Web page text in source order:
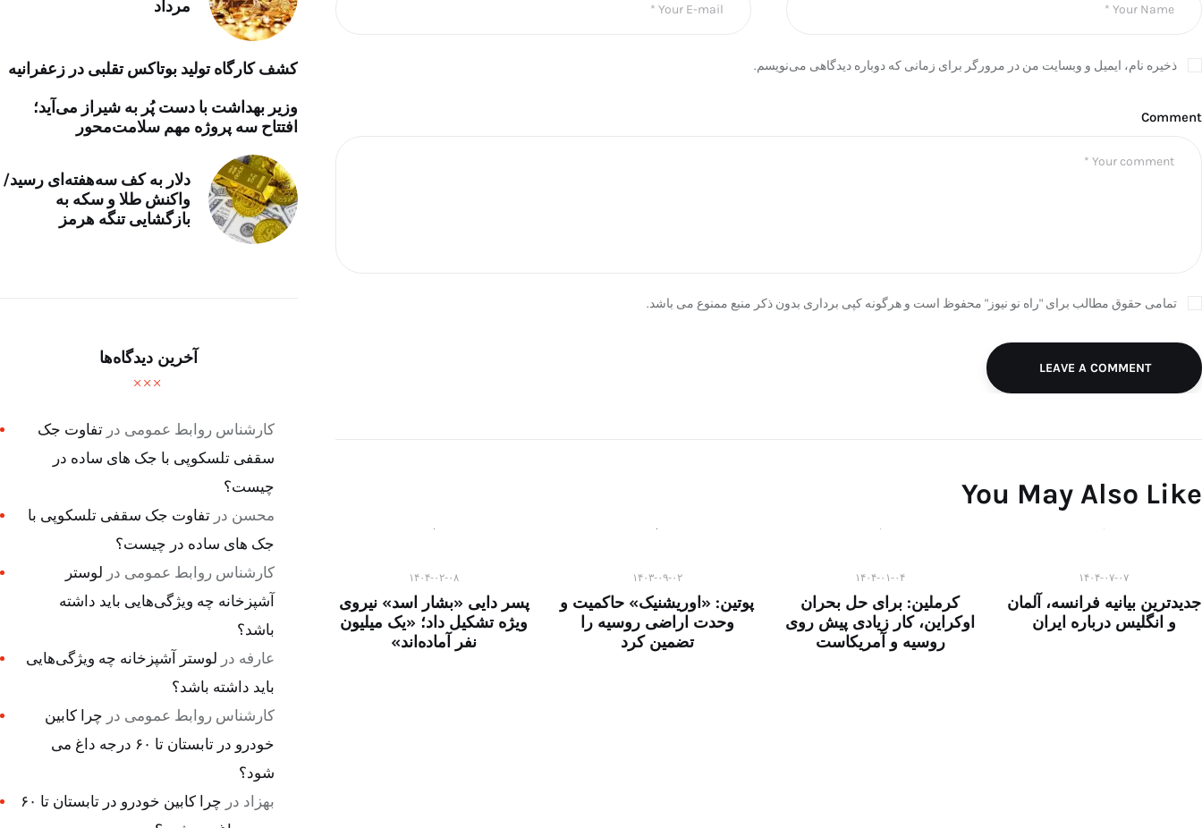
ذخیره نام، ایمیل و وبسایت من در مرورگر برای زمانی که دوباره دیدگاهی می‌نویسم.
Comment
تمامی حقوق مطالب برای "راه نو نیوز" محفوظ است و هرگونه کپی برداری بدون ذکر منبع ممنوع می باشد.
LEAVE A COMMENT
You May Also Like
۱۴۰۴-۰۷-۰۷
جدیدترین بیانیه فرانسه، آلمان
و انگلیس درباره ایران
۱۴۰۴-۰۱-۰۴
کرملین: برای حل بحران
اوکراین، کار زیادی پیش روی
روسیه و آمریکاست
۱۴۰۳-۰۹-۰۲
پوتین: «اوریشنیک» حاکمیت و
وحدت اراضی روسیه را
تضمین کرد
۱۴۰۴-۰۲-۰۸
پسر دایی «بشار اسد» نیروی
ویژه تشکیل داد؛ «یک میلیون
نفر آماده‌اند»
مرداد
کشف کارگاه تولید بوتاکس تقلبی در زعفرانیه
وزیر بهداشت با دست پُر به شیراز می‌آید؛
افتتاح سه پروژه مهم سلامت‌محور
دلار به کف سه‌هفته‌ای رسید/
واکنش طلا و سکه به
بازگشایی تنگه هرمز
آخرین دیدگاه‌ها
کارشناس روابط عمومی در تفاوت جک
سقفی تلسکوپی با جک های ساده در
چیست؟
محسن در تفاوت جک سقفی تلسکوپی با
جک های ساده در چیست؟
کارشناس روابط عمومی در لوستر
آشپزخانه چه ویژگی‌هایی باید داشته
باشد؟
عارفه در لوستر آشپزخانه چه ویژگی‌هایی
باید داشته باشد؟
کارشناس روابط عمومی در چرا کابین
خودرو در تابستان تا ۶۰ درجه داغ می
شود؟
بهزاد در
چرا کابین خودرو در تابستان تا ۶۰